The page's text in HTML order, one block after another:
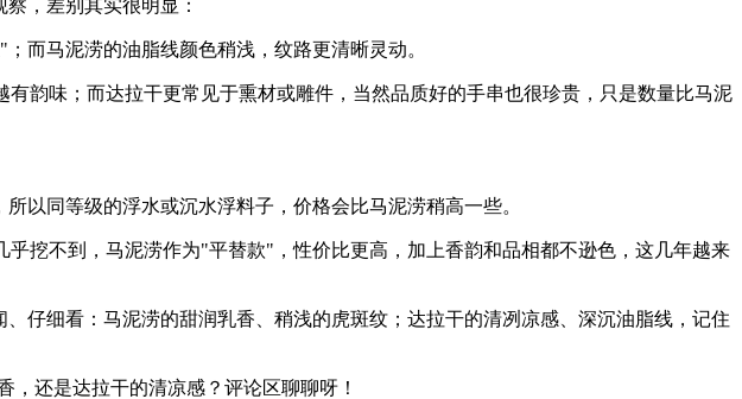
，差别其实很明显：
而马泥涝的油脂线颜色稍浅，纹路更清晰灵动。
韵味；而达拉干更常见于熏材或雕件，当然品质好的手串也很珍贵，只是数量比马泥
以同等级的浮水或沉水浮料子，价格会比马泥涝稍高一些。
挖不到，马泥涝作为"平替款"，性价比更高，加上香韵和品相都不逊色，这几年越来
仔细看：马泥涝的甜润乳香、稍浅的虎斑纹；达拉干的清冽凉感、深沉油脂线，记住
还是达拉干的清凉感？评论区聊聊呀！